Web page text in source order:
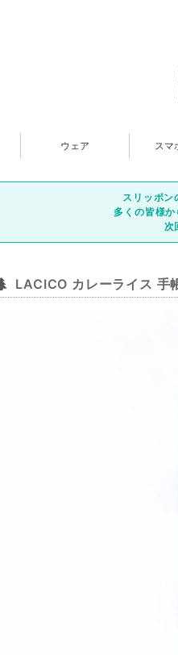
ウェア スマ
スリッポン
多くの皆様か
次
LACICO カレーライス 手